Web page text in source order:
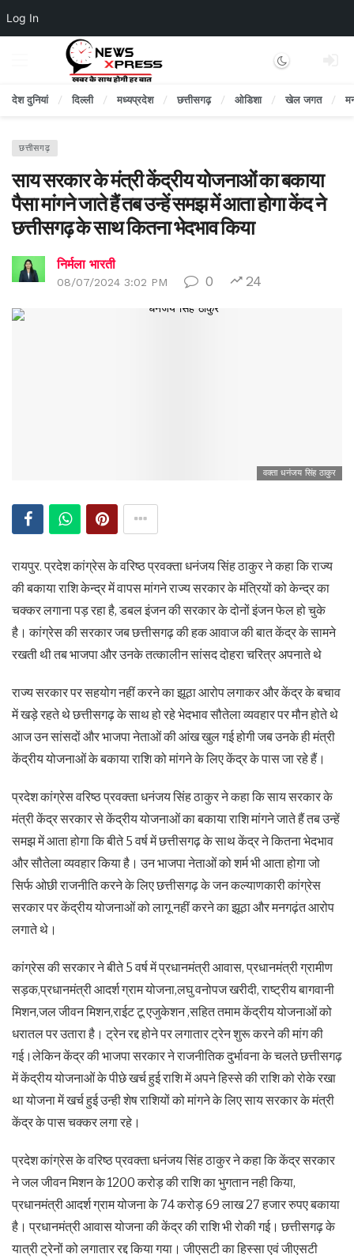
Log In
Dark mode
देश दुनियां दिल्ली मध्यप्रदेश छत्तीसगढ़ ओडिशा खेल जगत
छत्तीसगढ़
साय सरकार के मंत्री केंद्रीय योजनाओं का बकाया
पैसा मांगने जाते हैं तब उन्हें समझ में आता होगा केंद ने
छत्तीसगढ़ के साथ कितना भेदभाव किया
निर्मला भारती
08/07/2024 3:02 PM 0 24
वक्ता धनंजय सिंह ठाकुर
रायपुर. प्रदेश कांग्रेस के वरिष्ठ प्रवक्ता धनंजय सिंह ठाकुर ने कहा कि राज्य
की बकाया राशि केन्द्र में वापस मांगने राज्य सरकार के मंत्रियों को केन्द्र का
चक्कर लगाना पड़ रहा है, डबल इंजन की सरकार के दोनों इंजन फेल हो चुके
है। कांग्रेस की सरकार जब छत्तीसगढ़ की हक आवाज की बात केंद्र के सामने
रखती थी तब भाजपा और उनके तत्कालीन सांसद दोहरा चरित्र अपनाते थे
राज्य सरकार पर सहयोग नहीं करने का झूठा आरोप लगाकर और केंद्र के बचाव
में खड़े रहते थे छत्तीसगढ़ के साथ हो रहे भेदभाव सौतेला व्यवहार पर मौन होते थे
आज उन सांसदों और भाजपा नेताओं की आंख खुल गई होगी जब उनके ही मंत्री
केंद्रीय योजनाओं के बकाया राशि को मांगने के लिए केंद्र के पास जा रहे हैं।
प्रदेश कांग्रेस वरिष्ठ प्रवक्ता धनंजय सिंह ठाकुर ने कहा कि साय सरकार के
मंत्री केंद्र सरकार से केंद्रीय योजनाओं का बकाया राशि मांगने जाते हैं तब उन्हें
समझ में आता होगा कि बीते 5 वर्ष में छत्तीसगढ़ के साथ केंद्र ने कितना भेदभाव
और सौतेला व्यवहार किया है। उन भाजपा नेताओं को शर्म भी आता होगा जो
सिर्फ ओछी राजनीति करने के लिए छत्तीसगढ़ के जन कल्याणकारी कांग्रेस
सरकार पर केंद्रीय योजनाओं को लागू नहीं करने का झूठा और मनगढ़ंत आरोप
लगाते थे।
कांग्रेस की सरकार ने बीते 5 वर्ष में प्रधानमंत्री आवास, प्रधानमंत्री ग्रामीण
सड़क,प्रधानमंत्री आदर्श ग्राम योजना,लघु वनोपज खरीदी, राष्ट्रीय बागवानी
मिशन,जल जीवन मिशन,राईट टू एजुकेशन ,सहित तमाम केंद्रीय योजनाओं को
धरातल पर उतारा है। ट्रेन रद्द होने पर लगातार ट्रेन शुरू करने की मांग की
गई।लेकिन केंद्र की भाजपा सरकार ने राजनीतिक दुर्भावना के चलते छत्तीसगढ़
में केंद्रीय योजनाओं के पीछे खर्च हुई राशि में अपने हिस्से की राशि को रोके रखा
था योजना में खर्च हुई उन्ही शेष राशियों को मांगने के लिए साय सरकार के मंत्री
केंद्र के पास चक्कर लगा रहे।
प्रदेश कांग्रेस के वरिष्ठ प्रवक्ता धनंजय सिंह ठाकुर ने कहा कि केंद्र सरकार
ने जल जीवन मिशन के 1200 करोड़ की राशि का भुगतान नही किया,
प्रधानमंत्री आदर्श ग्राम योजना के 74 करोड़ 69 लाख 27 हजार रुपए बकाया
है। प्रधानमंत्री आवास योजना की केंद्र की राशि भी रोकी गई। छत्तीसगढ़ के
यात्री ट्रेनों को लगातार रद्द किया गया। जीएसटी का हिस्सा एवं जीएसटी